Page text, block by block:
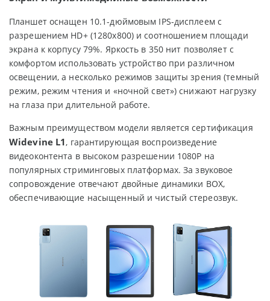
Планшет оснащен 10.1-дюймовым IPS-дисплеем с
разрешением HD+ (1280x800) и соотношением площади
экрана к корпусу 79%. Яркость в 350 нит позволяет с
комфортом использовать устройство при различном
освещении, а несколько режимов защиты зрения (темный
режим, режим чтения и «ночной свет») снижают нагрузку
на глаза при длительной работе.
Важным преимуществом модели является сертификация
Widevine L1, гарантирующая воспроизведение
видеоконтента в высоком разрешении 1080P на
популярных стриминговых платформах. За звуковое
сопровождение отвечают двойные динамики BOX,
обеспечивающие насыщенный и чистый стереозвук.